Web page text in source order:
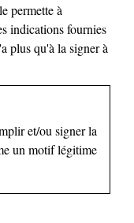
permette à
indications fournies
plus qu'à la signer à
et/ou signer la
un motif légitime